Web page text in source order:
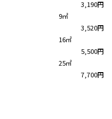
3,190円
9㎡
3,520円
16㎡
5,500円
25㎡
7,700円